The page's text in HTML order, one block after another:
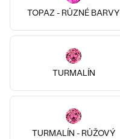
TOPAZ - RŮZNÉ BARVY
TURMALÍN
TURMALÍN - RŮŽOVÝ
14k žluté zlato, Opál
9 090 Kč